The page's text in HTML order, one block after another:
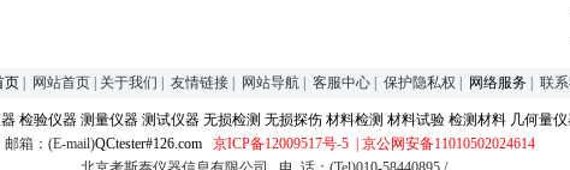
页 网站首页 关于我们 友情链接 网站导航 客服中心 保护隐私权 网络服务 联
检验仪器 测量仪器 测试仪器 无损检测 无损探伤 材料检测 材料试验 检测材料 几何量
邮箱：(E-mail)QCtester#126.com 京ICP备12009517号-5
| 京公网安备11010502024614